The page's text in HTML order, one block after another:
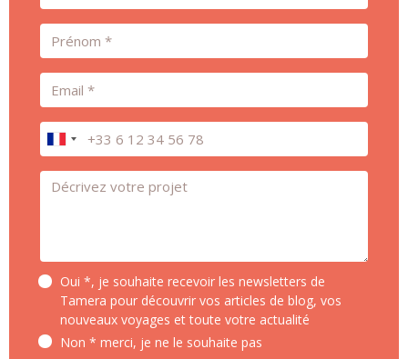
Prénom
Email
Téléphone
Message *
Oui *, je souhaite recevoir les newsletters de
Tamera pour découvrir vos articles de blog, vos
nouveaux voyages et toute votre actualité
Non * merci, je ne le souhaite pas